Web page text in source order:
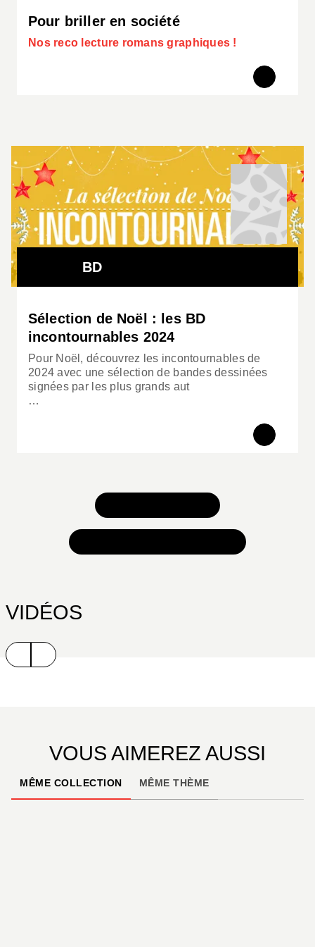
Pour briller en société
Nos reco lecture romans graphiques !
BD
Sélection de Noël : les BD
incontournables 2024
Pour Noël, découvrez les incontournables de
2024 avec une sélection de bandes dessinées
signées par les plus grands aut
…
VIDÉOS
VOUS AIMEREZ AUSSI
MÊME COLLECTION MÊME THÈME